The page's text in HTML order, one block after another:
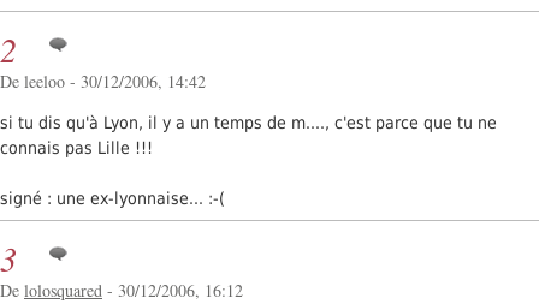
2
De leeloo - 30/12/2006, 14:42
si tu dis qu'à Lyon, il y a un temps de m...., c'est parce que tu ne
connais pas Lille !!!
signé : une ex-lyonnaise... :-(
3
De lolosquared - 30/12/2006, 16:12